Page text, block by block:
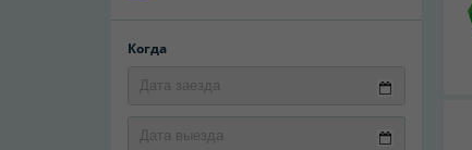
Когда